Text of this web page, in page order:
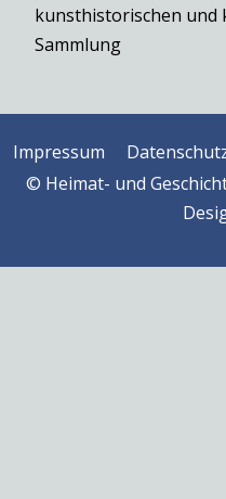
kunsthistorischen und
Sammlung
Impressum
© Heimat- und